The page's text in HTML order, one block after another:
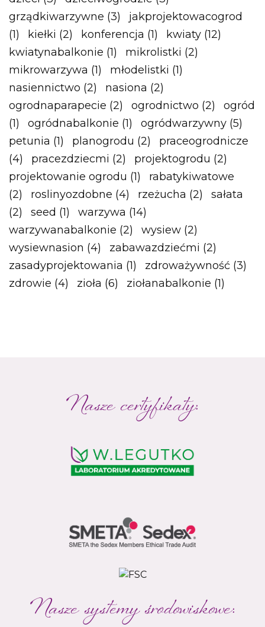
grządkiwarzywne (3)
jakprojektowacogrod
(1)
kiełki (2) konferencja (1) kwiaty (12)
kwiatynabalkonie (1) mikrolistki (2)
mikrowarzywa (1) młodelistki (1)
nasiennictwo (2) nasiona (2)
ogrodnaparapecie (2) ogrodnictwo (2)
ogród
(1)
ogródnabalkonie (1) ogródwarzywny (5)
petunia (1) planogrodu (2)
praceogrodnicze
(4)
pracezdziecmi (2) projektogrodu (2)
projektowanie ogrodu (1)
rabatykiwatowe
(2)
roslinyozdobne (4) rzeżucha (2)
sałata
(2)
seed (1) warzywa (14)
warzywanabalkonie (2) wysiew (2)
wysiewnasion (4) zabawazdziećmi (2)
zasadyprojektowania (1) zdroważywność (3)
zdrowie (4) zioła (6) ziołanabalkonie (1)
Nasze certyfikaty:
Nasze systemy środowiskowe: